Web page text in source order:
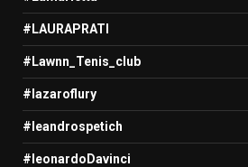
#LAURAPRATI
#Lawnn_Tenis_club
#lazaroflury
#leandrospetich
#leonardoDavinci